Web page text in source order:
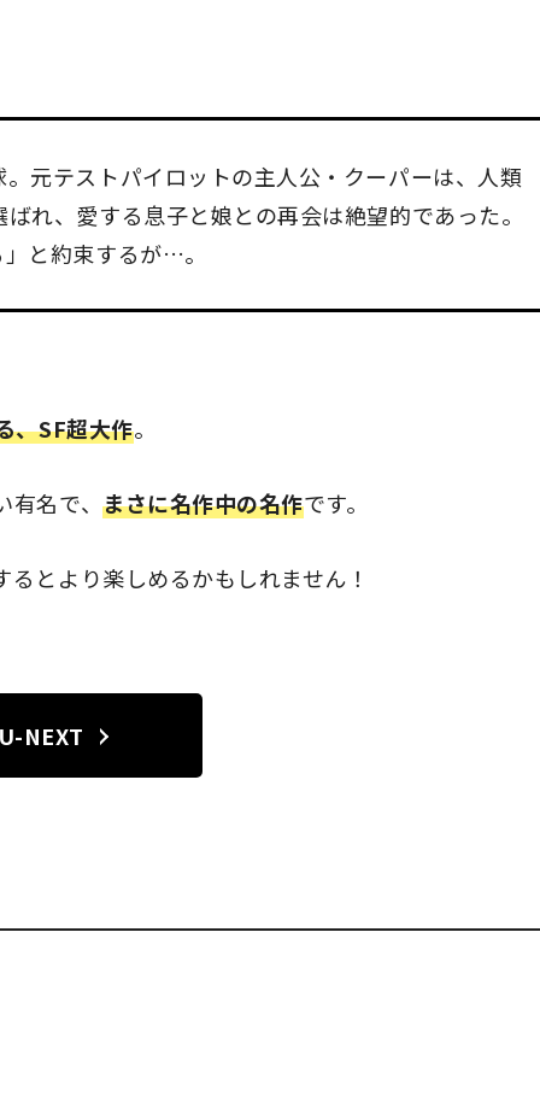
元テストパイロットの主人公・クーパーは、人類
れ、愛する息子と娘との再会は絶望的であった。
と約束するが…。
、SF超大作。
有名で、まさに名作中の名作です。
とより楽しめるかもしれません！
U-NEXT